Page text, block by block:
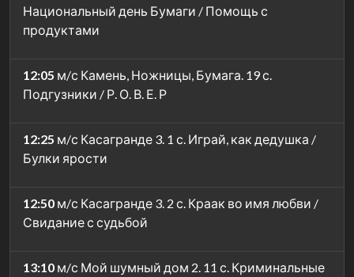
Национальный день Бумаги / Помощь с
продуктами
12:05 м/с Камень, Ножницы, Бумага. 19 с.
Подгузники / Р. О. В. Е. Р
12:25 м/с Касагранде 3. 1 с. Играй, как дедушка /
Булки ярости
12:50 м/с Касагранде 3. 2 с. Краак во имя любви /
Свидание с судьбой
13:10 м/с Мой шумный дом 2. 11 с. Криминальные